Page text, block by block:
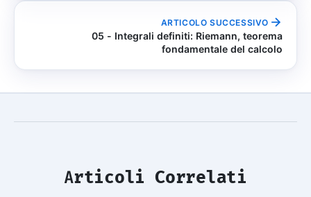
ARTICOLO SUCCESSIVO
05 - Integrali definiti: Riemann, teorema
fondamentale del calcolo
Articoli Correlati